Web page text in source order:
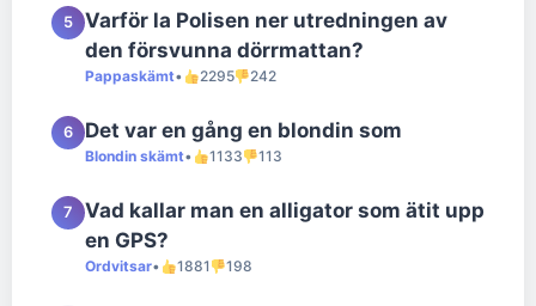
5
Varför la Polisen ner utredningen av
den försvunna dörrmattan?
Pappaskämt• 2295 242
6 Det var en gång en blondin som
Blondin skämt• 1133 113
7
Vad kallar man en alligator som ätit upp
en GPS?
Ordvitsar• 1881 198